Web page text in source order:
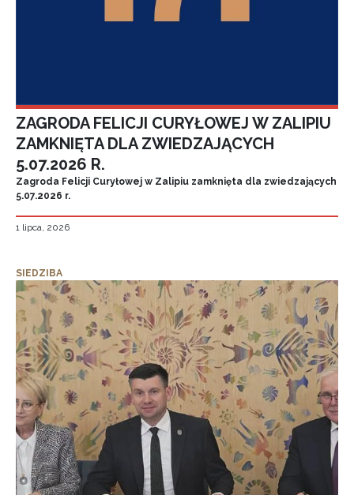
ZAGRODA FELICJI CURYŁOWEJ W ZALIPIU
ZAMKNIĘTA DLA ZWIEDZAJĄCYCH
5.07.2026 R.
Zagroda Felicji Curyłowej w Zalipiu zamknięta dla zwiedzających
5.07.2026 r.
1 lipca, 2026
SIEDZIBA